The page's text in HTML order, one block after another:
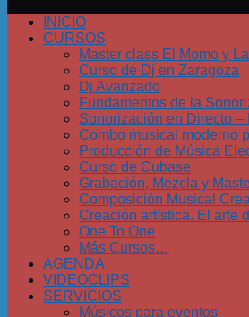
INICIO
CURSOS
Master class El Momo y
Curso de Dj en Zaragoza
Dj Avanzado
Fundamentos de la
Sonorización en Directo –
Combo musical moderno
Producción de Música
Curso de Cubase
Grabación, Mezcla y
Composición Musical
Creación artística. El arte
One To One
Más Cursos…
AGENDA
VIDEOCLIPS
SERVICIOS
Músicos para eventos